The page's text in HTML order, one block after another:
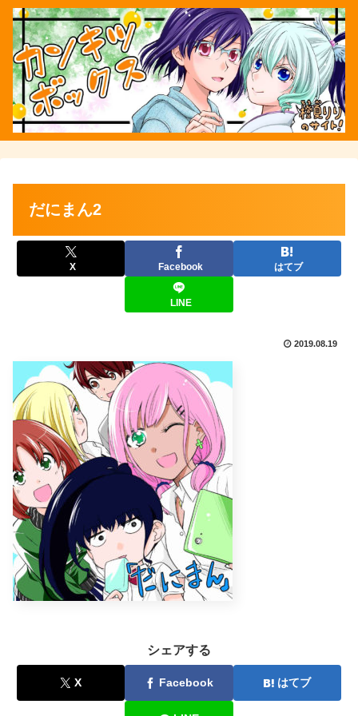
だにまん2
X Facebook はてブ
LINE
2019.08.19
シェアする
X Facebook はてブ